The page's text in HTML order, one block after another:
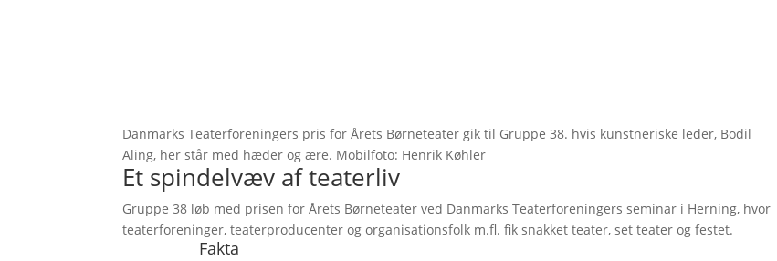
Danmarks Teaterforeningers pris for Årets Børneteater gik til Gruppe 38. hvis kunstneriske leder, Bodil
Aling, her står med hæder og ære. Mobilfoto: Henrik Køhler
Et spindelvæv af teaterliv
Gruppe 38 løb med prisen for Årets Børneteater ved Danmarks Teaterforeningers seminar i Herning, hvor
teaterforeninger, teaterproducenter og organisationsfolk m.fl. fik snakket teater, set teater og festet.
Fakta